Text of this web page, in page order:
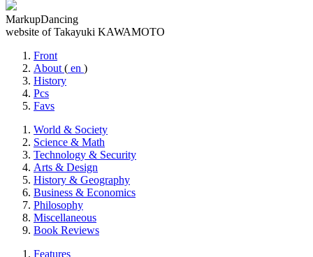
MarkupDancing
website of Takayuki KAWAMOTO
Front
About ( en )
History
Pcs
Favs
World & Society
Science & Math
Technology & Security
Arts & Design
History & Geography
Business & Economics
Philosophy
Miscellaneous
Book Reviews
Features